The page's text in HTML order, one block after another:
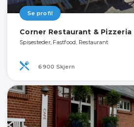
Se profil
Corner Restaurant & Pizzeria
Spisesteder, Fastfood, Restaurant
6900 Skjern